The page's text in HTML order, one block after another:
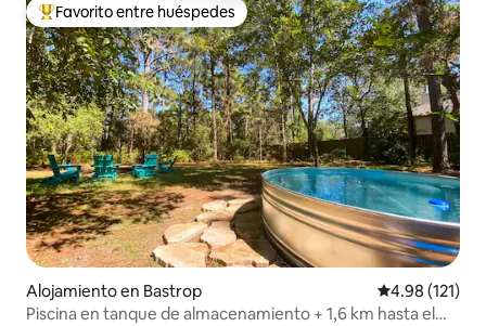
Favorito entre huéspedes preferido
Favorito entre huéspedes
Alojamiento en Bastrop Calificación
4.98 (121)
Piscina en tanque de almacenamiento + 1,6 km hasta el